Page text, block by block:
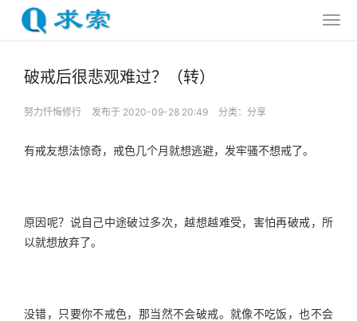
破戒后很悲观难过？（转）
努力忏悔修行 发布于 2020-09-28 20:49 分类： 分享
有戒友想法惊奇，戒色几个月就想逃避，发牢骚不想戒了。
原因呢？说自己中途破过多次，越想越难受，害怕再破戒，所
以就想放弃了。
没错，只要你不戒色，那当然不会破戒。就像不吃饭，也不会